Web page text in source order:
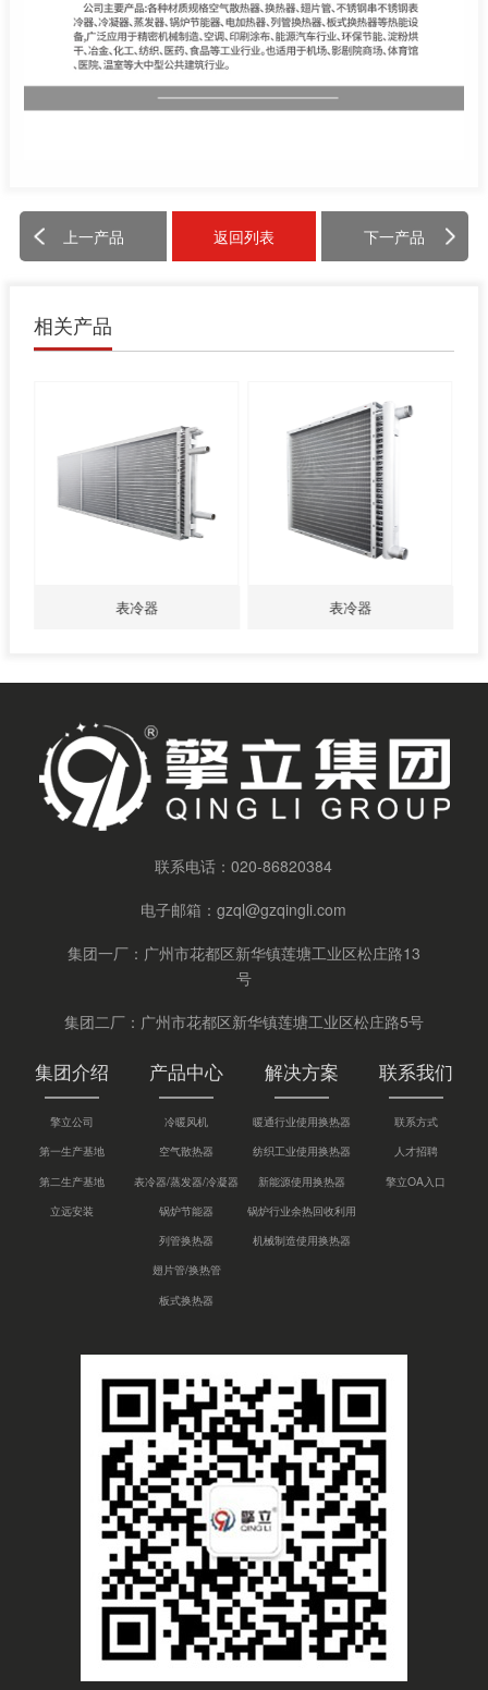
上一产品 返回列表 下一产品
相关产品
表冷器 表冷器
联系电话：020-86820384
电子邮箱：gzql@gzqingli.com
集团一厂：广州市花都区新华镇莲塘工业区松庄路13
号
集团二厂：广州市花都区新华镇莲塘工业区松庄路5号
集团介绍
擎立公司
第一生产基地
第二生产基地
立远安装
产品中心
冷暖风机
空气散热器
表冷器/蒸发器/冷凝器
锅炉节能器
列管换热器
翅片管/换热管
板式换热器
解决方案
暖通行业使用换热器
纺织工业使用换热器
新能源使用换热器
锅炉行业余热回收利用
机械制造使用换热器
联系我们
联系方式
人才招聘
擎立OA入口